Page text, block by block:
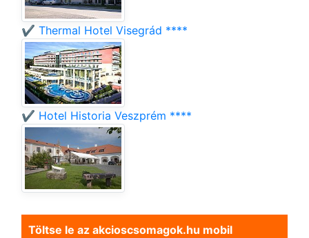
✔️ Thermal Hotel Visegrád ****
✔️ Hotel Historia Veszprém ****
Töltse le az akcioscsomagok.hu mobil